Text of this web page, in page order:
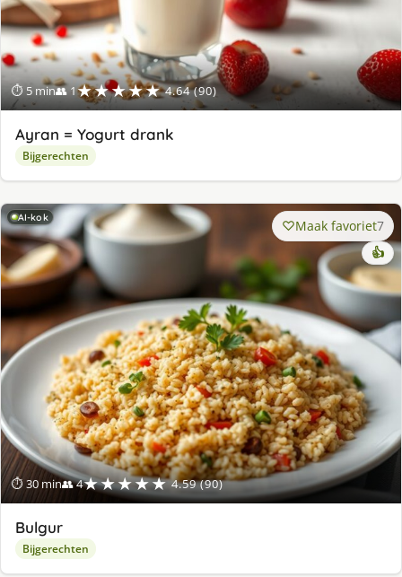
⏱ 5 min👥 1★★★★★ 4.64 (90)
Ayran = Yogurt drank
Bijgerechten
AI-kok
⏱ 30 min👥 4★★★★★ 4.59 (90)
Maak favoriet7
👍
Bulgur
Bijgerechten